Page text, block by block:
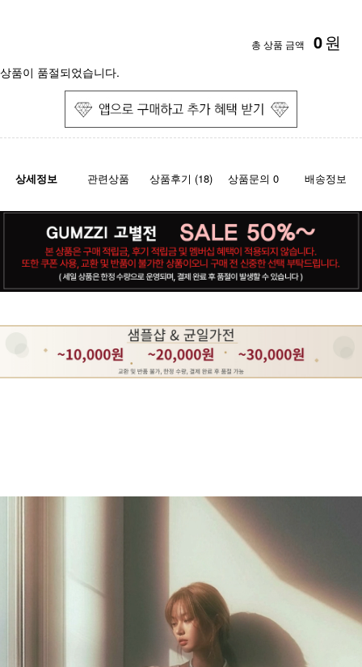
총 상품 금액 0원
상품이 품절되었습니다.
상세정보 관련상품 상품후기 (18) 상품문의 0 배송정보